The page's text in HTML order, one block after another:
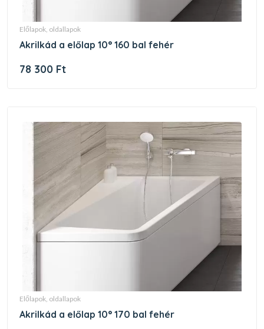
előlapok, oldallapok
akrilkád a előlap 10° 160 bal fehér
78 300 Ft
előlapok, oldallapok
akrilkád a előlap 10° 170 bal fehér